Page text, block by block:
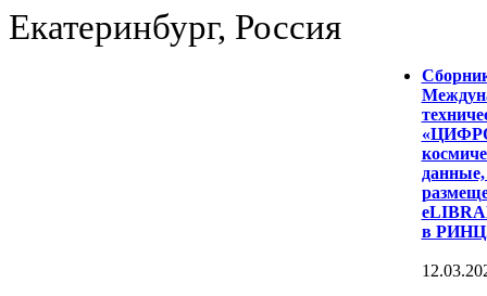
Екатеринбург, Россия
данные,
в